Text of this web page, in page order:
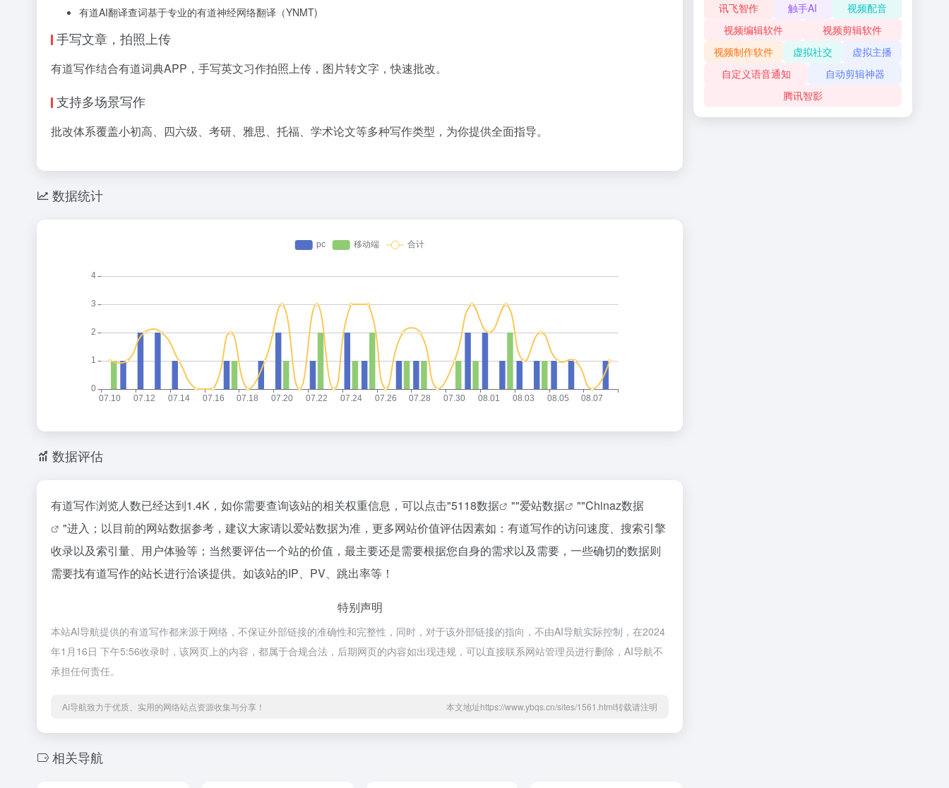
有道AI翻译查词基于专业的有道神经网络翻译（YNMT)
手写文章，拍照上传
有道写作结合有道词典APP，手写英文习作拍照上传，图片转文字，快速批改。
支持多场景写作
批改体系覆盖小初高、四六级、考研、雅思、托福、学术论文等多种写作类型，为你提供全面指导。
数据统计
数据评估
有道写作浏览人数已经达到1.4K，如你需要查询该站的相关权重信息，可以点击"5118数据 ""爱站数据 ""Chinaz数据
"进入；以目前的网站数据参考，建议大家请以爱站数据为准，更多网站价值评估因素如：有道写作的访问速度、搜索引擎
收录以及索引量、用户体验等；当然要评估一个站的价值，最主要还是需要根据您自身的需求以及需要，一些确切的数据则
需要找有道写作的站长进行洽谈提供。如该站的IP、PV、跳出率等！
特别声明
本站AI导航提供的有道写作都来源于网络，不保证外部链接的准确性和完整性，同时，对于该外部链接的指向，不由AI导航实际控制，在2024
年1月16日 下午5:56收录时，该网页上的内容，都属于合规合法，后期网页的内容如出现违规，可以直接联系网站管理员进行删除，AI导航不
承担任何责任。
AI导航致力于优质、实用的网络站点资源收集与分享！ 本文地址https://www.ybqs.cn/sites/1561.html转载请注明
相关导航
讯飞智作
触手AI
视频配音
视频编辑软件
视频剪辑软件
视频制作软件
虚拟社交
虚拟主播
自定义语音通知
自动剪辑神器
腾讯智影